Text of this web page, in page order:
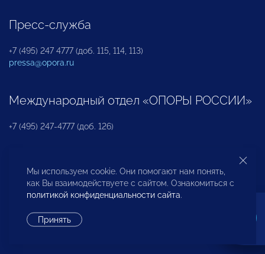
Пресс-служба
+7 (495) 247 4777 (доб. 115, 114, 113)
pressa@opora.ru
Международный отдел «ОПОРЫ РОССИИ»
+7 (495) 247-4777 (доб. 126)
Бюро по защите прав предпринимателей и
инвесторов
Мы используем cookie. Они помогают нам понять,
как Вы взаимодействуете с сайтом. Ознакомиться с
политикой конфиденциальности сайта.
Принять